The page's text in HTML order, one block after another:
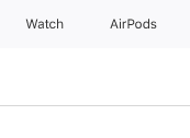
Watch AirPods